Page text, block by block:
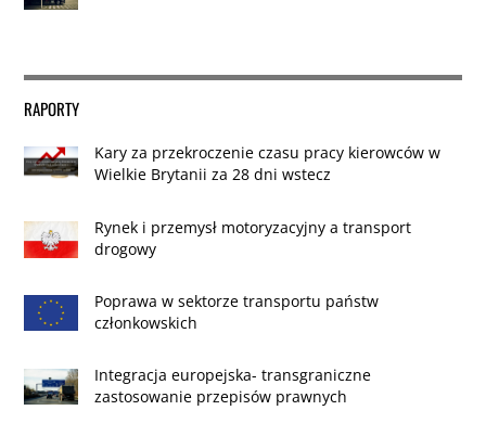
RAPORTY
Kary za przekroczenie czasu pracy kierowców w
Wielkie Brytanii za 28 dni wstecz
Rynek i przemysł motoryzacyjny a transport
drogowy
Poprawa w sektorze transportu państw
członkowskich
Integracja europejska- transgraniczne
zastosowanie przepisów prawnych